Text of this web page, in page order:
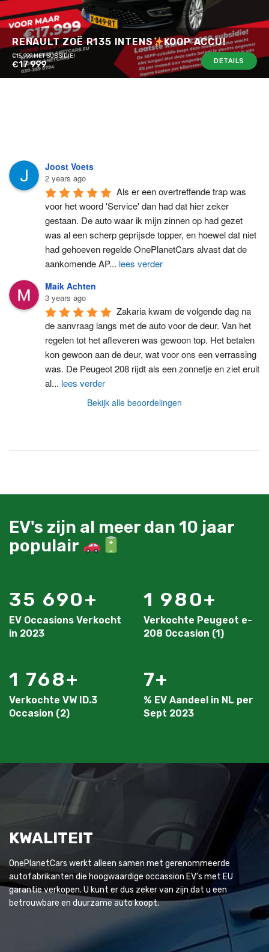
RENAULT ZOË R135 INTENS KOOP ACCU!
€15.999 MET SUBSIDIE!
€17 999 DETAILS
Joost Voets
2 years ago
Als er een overtreffende trap was
voor het woord 'Service' dan had dat hier zeker
gestaan. De auto waar ik mijn zinnen op had gezet
was al een scherp geprijsde topper, en hoewel dat niet
had gehoeven regelde OnePlanetCars alvast dat de
aankomende AP... lees verder
Maik Achten
3 years ago
Zakaria kwam de volgende dag na
de aanvraag langs met de auto voor de deur. Van het
regelen tot het afleveren was gewoon top. Het betalen
kon gewoon aan de deur, wat voor ons een verrassing
was. De Peugeot 208 rijdt als een zonnetje en ziet eruit
al... lees verder
Bekijk alle beoordelingen
EV's zijn al meer dan 10 jaar
populair
35 690
EV Occasions Verkocht
in 2023
1 980
Verkochte Peugeot e-
208 Occasion (1)
1 768
Verkochte VW ID.3
Occasion (2)
7
% EV Aandeel in NL per
Sept 2023
KWALITEIT
OnePlanetCars werkt alleen samen met gerenommeerde
autofabrikanten die hoogwaardige occassion EV’s met EU
garantie verkopen. U kunt er dus zeker van zijn dat u een
betrouwbare en duurzame auto koopt.